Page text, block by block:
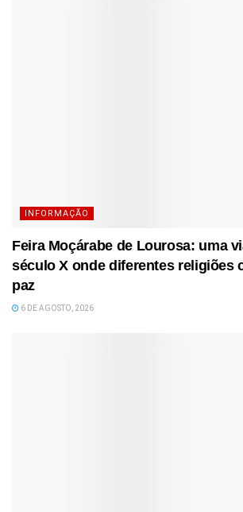
INFORMAÇÃO
Feira Moçárabe de Lourosa: uma
século X onde diferentes religiões
paz
6 DE AGOSTO, 2026